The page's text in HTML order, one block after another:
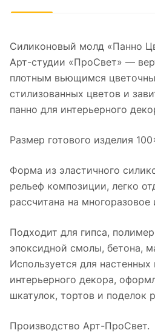
Силиконовый молд «Панно
Арт-студии «ПроСвет» —
плотным вьющимся
стилизованных цветов и
панно для интерьерного
Размер готового изделия
Форма из эластичного
рельеф композиции, легко
рассчитана на многоразовое
Подходит для гипса,
эпоксидной смолы, бетона,
Используется для
интерьерного декора,
шкатулок, тортов и поделок
Производство Арт-ПроСвет.